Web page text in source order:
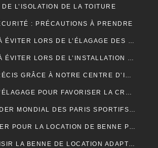
L’ISOLATION DE LA TOITURE
: PRÉCAUTIONS À PRENDRE
LES ERREURS À ÉVITER LORS DE L’ÉLAGAGE DES JEUNES ARBRES
LES ERREURS À ÉVITER LORS DE L’INSTALLATION D’UNE NOUVELLE TOITURE
DIAGNOSTIC PRÉCIS GRÂCE À NOTRE CENTRE D’IMAGERIE ET SCANNER MODERNE
TECHNIQUES D’ÉLAGAGE POUR FAVORISER LA CROISSANCE DES ARBRES
1XBET : LE LEADER MONDIAL DES PARIS SPORTIFS EN LIGNE GRÂCE À UNE PLATEFORME CONVIVIALE ET UNE DIVERSITÉ DE MARCHÉS
POURQUOI OPTER POUR LA LOCATION DE BENNE POUR VOS PROJETS DE CONSTRUCTION?
COMMENT CHOISIR LA BENNE DE LOCATION ADAPTÉE À VOS BESOINS?